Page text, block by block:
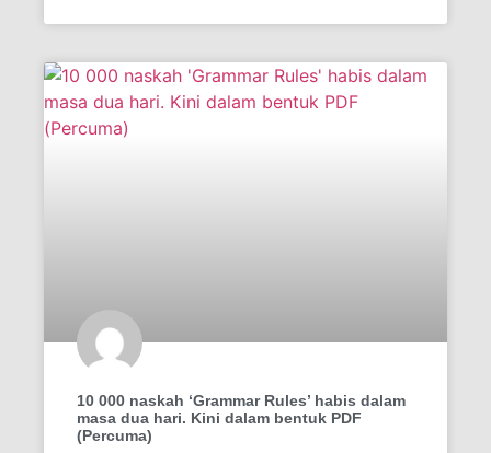
10 000 naskah ‘Grammar Rules’ habis dalam
masa dua hari. Kini dalam bentuk PDF
(Percuma)